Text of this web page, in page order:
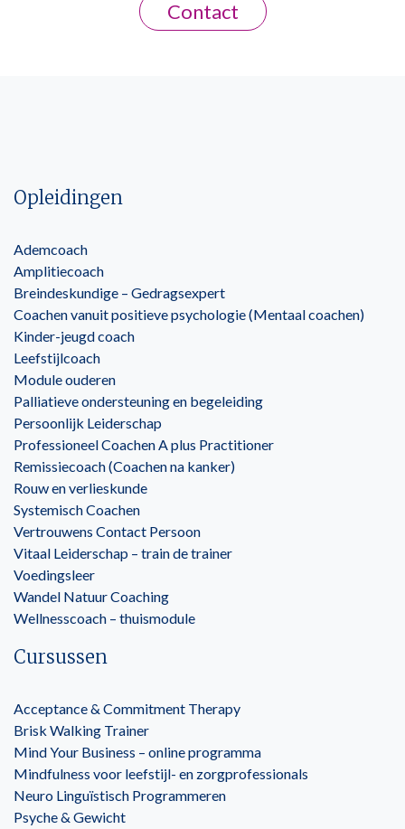
Contact
Opleidingen
Ademcoach
Amplitiecoach
Breindeskundige – Gedragsexpert
Coachen vanuit positieve psychologie (Mentaal coachen)
Kinder-jeugd coach
Leefstijlcoach
Module ouderen
Palliatieve ondersteuning en begeleiding
Persoonlijk Leiderschap
Professioneel Coachen A plus Practitioner
Remissiecoach (Coachen na kanker)
Rouw en verlieskunde
Systemisch Coachen
Vertrouwens Contact Persoon
Vitaal Leiderschap – train de trainer
Voedingsleer
Wandel Natuur Coaching
Wellnesscoach – thuismodule
Cursussen
Acceptance & Commitment Therapy
Brisk Walking Trainer
Mind Your Business – online programma
Mindfulness voor leefstijl- en zorgprofessionals
Neuro Linguïstisch Programmeren
Psyche & Gewicht